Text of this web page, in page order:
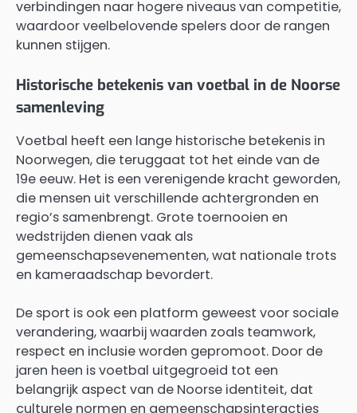
verbindingen naar hogere niveaus van competitie,
waardoor veelbelovende spelers door de rangen
kunnen stijgen.
Historische betekenis van voetbal in de Noorse
samenleving
Voetbal heeft een lange historische betekenis in
Noorwegen, die teruggaat tot het einde van de
19e eeuw. Het is een verenigende kracht geworden,
die mensen uit verschillende achtergronden en
regio’s samenbrengt. Grote toernooien en
wedstrijden dienen vaak als
gemeenschapsevenementen, wat nationale trots
en kameraadschap bevordert.
De sport is ook een platform geweest voor sociale
verandering, waarbij waarden zoals teamwork,
respect en inclusie worden gepromoot. Door de
jaren heen is voetbal uitgegroeid tot een
belangrijk aspect van de Noorse identiteit, dat
culturele normen en gemeenschapsinteracties